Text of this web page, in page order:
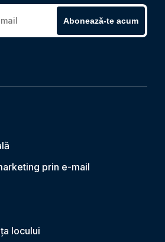
Abonează-te acum
prin e-mail
locului